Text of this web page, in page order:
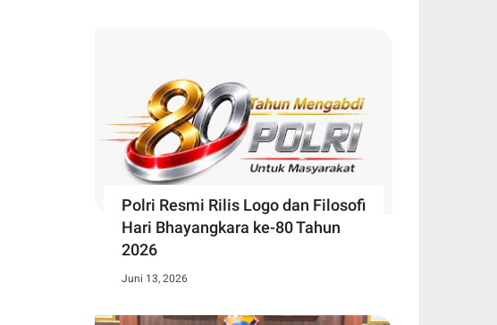
Polri Resmi Rilis Logo dan Filosofi
Hari Bhayangkara ke-80 Tahun
2026
Juni 13, 2026